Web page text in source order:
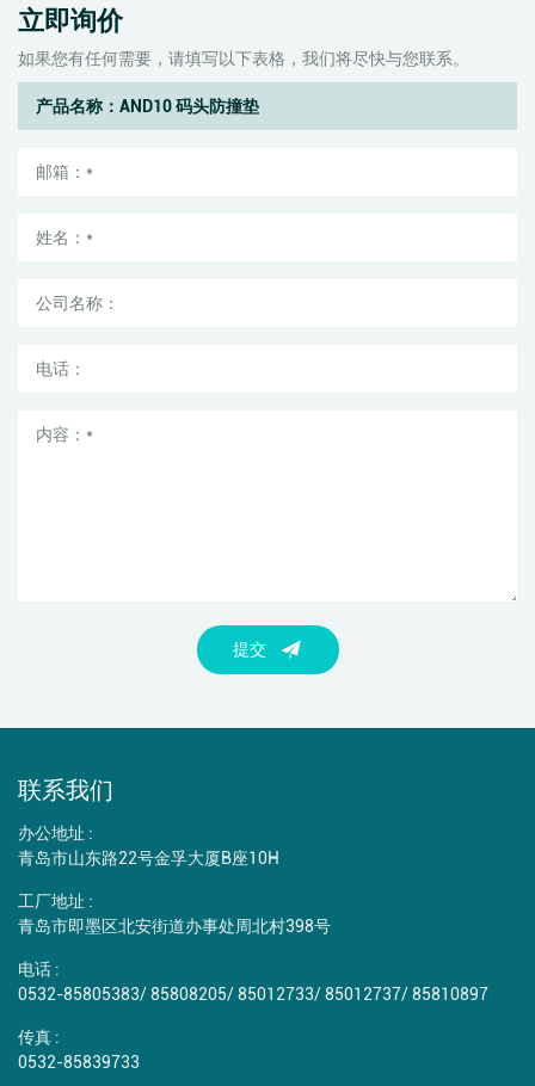
立即询价
如果您有任何需要，请填写以下表格，我们将尽快与您联系。
提交
联系我们
办公地址 :
青岛市山东路22号金孚大厦B座10H
工厂地址 :
青岛市即墨区北安街道办事处周北村398号
电话 :
0532-85805383/85808205/85012733/85012737/85810897
传真 :
0532-85839733